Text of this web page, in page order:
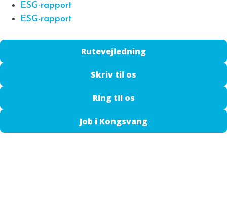
ESG-rapport
ESG-rapport
Rutevejledning
Skriv til os
Ring til os
Job i Kongsvang